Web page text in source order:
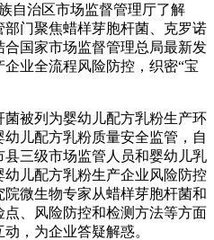
治区市场监督管理厅了解
门聚焦蜡样芽胞杆菌、克罗诺
国家市场监督管理总局最新发
业全流程风险防控，织密“宝
被列为婴幼儿配方乳粉生产环
儿配方乳粉质量安全监管，自
三级市场监管人员和婴幼儿乳
儿配方乳粉生产企业风险防控
微生物专家从蜡样芽胞杆菌和
、风险防控和检测方法等方面
，为企业答疑解惑。